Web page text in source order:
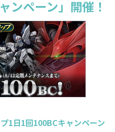
ンペーン」開催！
1日1回100BCキャンペーン